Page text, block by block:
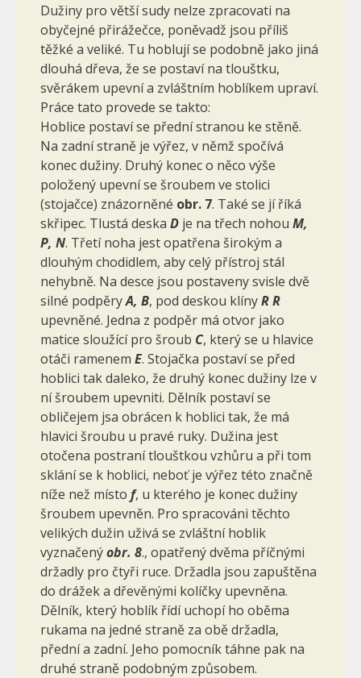
Dužiny pro větší sudy nelze zpracovati na
obyčejné přirážečce, po­něvadž jsou příliš
těžké a veliké. Tu hoblují se podobně jako jiná
dlouhá dřeva, že se postaví na tlouštku,
svěrákem upevní a zvláštním hoblíkem upraví.
Práce tato provede se takto:
Hoblice postaví se přední stranou ke stěně.
Na zadní straně je výřez, v němž spočívá
konec dužiny. Druhý konec o něco výše
položený upevní se šroubem ve stolici
(stojačce) znázorněné obr. 7. Také se jí říká
skřipec. Tlustá deska D je na třech nohou M,
P, N. Třetí noha jest opatřena širokým a
dlouhým cho­didlem, aby celý přístroj stál
nehybně. Na desce jsou postaveny svisle dvě
silné podpěryA, B, pod deskou klínyR R
upevněné. Jedna z podpěr má otvor jako
matice sloužící pro šroub C, který se u hlavice
otáči ramenem E. Stojačka postaví se před
hoblici tak daleko, že druhý konec dužiny lze v
ní šroubem upevniti. Dělník postaví se
obličejem jsa obrácen k hoblici tak, že má
hlavici šroubu u pravé ruky. Dužina jest
otočena postraní tlouštkou vzhůru a při tom
sklání se k hoblici, neboť je výřez této značně
níže než místo f, u kterého je konec dužiny
šroubem upevněn. Pro spracováni těchto
velikých dužin uživá se zvláštní hoblik
vyznačenýobr. 8., opatřený dvěma příčnými
držadly pro čtyři ruce. Držadla jsou zapuštěna
do drážek a dřevěnými kolíčky upevněna.
Dělník, který hoblík řídí uchopí ho oběma
rukama na jedné straně za obě držadla,
přední a zadní. Jeho pomocník táhne pak na
druhé straně podobným způsobem.